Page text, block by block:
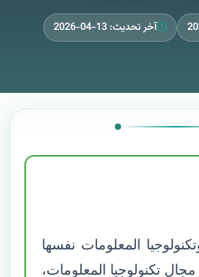
آخر تحديث: 13-04-2026
المعلومات نفسها
تكنولوجيا المعلومات،